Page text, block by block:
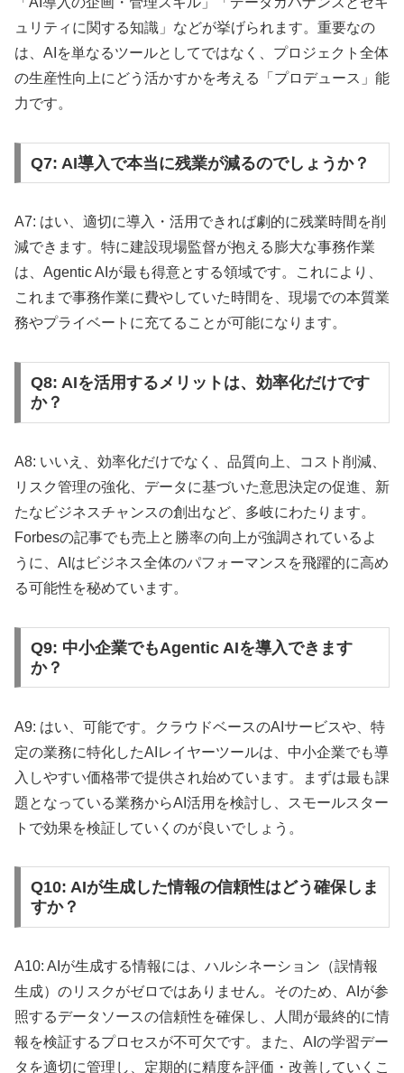
ュリティに関する知識」などが挙げられます。重要なの
は、AIを単なるツールとしてではなく、プロジェクト全体
の生産性向上にどう活かすかを考える「プロデュース」能
力です。
Q7: AI導入で本当に残業が減るのでしょうか？
A7: はい、適切に導入・活用できれば劇的に残業時間を削
減できます。特に建設現場監督が抱える膨大な事務作業
は、Agentic AIが最も得意とする領域です。これにより、
これまで事務作業に費やしていた時間を、現場での本質業
務やプライベートに充てることが可能になります。
Q8: AIを活用するメリットは、効率化だけです
か？
A8: いいえ、効率化だけでなく、品質向上、コスト削減、
リスク管理の強化、データに基づいた意思決定の促進、新
たなビジネスチャンスの創出など、多岐にわたります。
Forbesの記事でも売上と勝率の向上が強調されているよ
うに、AIはビジネス全体のパフォーマンスを飛躍的に高め
る可能性を秘めています。
Q9: 中小企業でもAgentic AIを導入できます
か？
A9: はい、可能です。クラウドベースのAIサービスや、特
定の業務に特化したAIレイヤーツールは、中小企業でも導
入しやすい価格帯で提供され始めています。まずは最も課
題となっている業務からAI活用を検討し、スモールスター
トで効果を検証していくのが良いでしょう。
Q10: AIが生成した情報の信頼性はどう確保しま
すか？
A10: AIが生成する情報には、ハルシネーション（誤情報
生成）のリスクがゼロではありません。そのため、AIが参
照するデータソースの信頼性を確保し、人間が最終的に情
報を検証するプロセスが不可欠です。また、AIの学習デー
タを適切に管理し、定期的に精度を評価・改善していくこ